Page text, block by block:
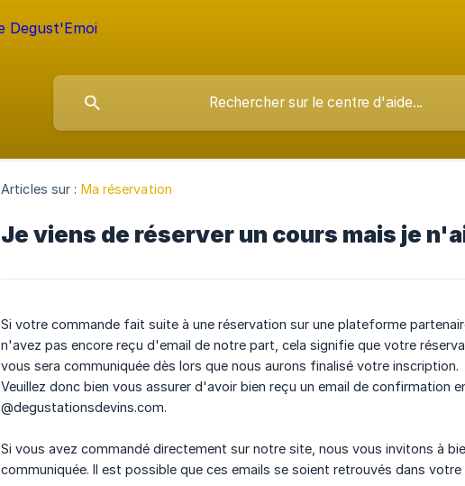
Articles sur : Ma réservation
Je viens de réserver un cours mais je
Si votre commande fait suite à une réservation sur une plateforme
n'avez pas encore reçu d'email de notre part, cela signifie que votre
vous sera communiquée dès lors que nous aurons finalisé votre inscription.
Veuillez donc bien vous assurer d'avoir bien reçu un email de confirmation
@degustationsdevins.com.
Si vous avez commandé directement sur notre site, nous vous invitons à
communiquée. Il est possible que ces emails se soient retrouvés dans